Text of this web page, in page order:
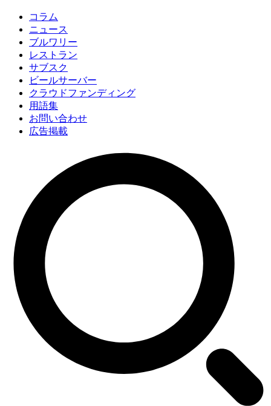
コラム
ニュース
ブルワリー
レストラン
サブスク
ビールサーバー
クラウドファンディング
用語集
お問い合わせ
広告掲載